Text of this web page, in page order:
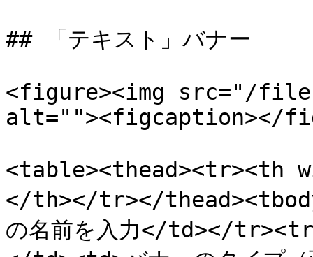
## 「テキスト」バナー
<figure><img src="/files/
alt=""><figcaption></
<table><thead><tr><th
</th></tr></
の名前を入力</td></